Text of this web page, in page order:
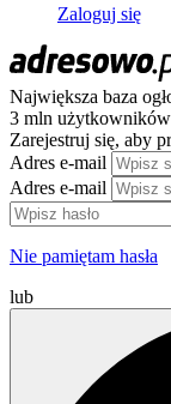
Zaloguj się
Największa baza
3 mln
Zarejestruj się, aby
Adres e-mail
Adres e-mail
Nie pamiętam hasła
lub